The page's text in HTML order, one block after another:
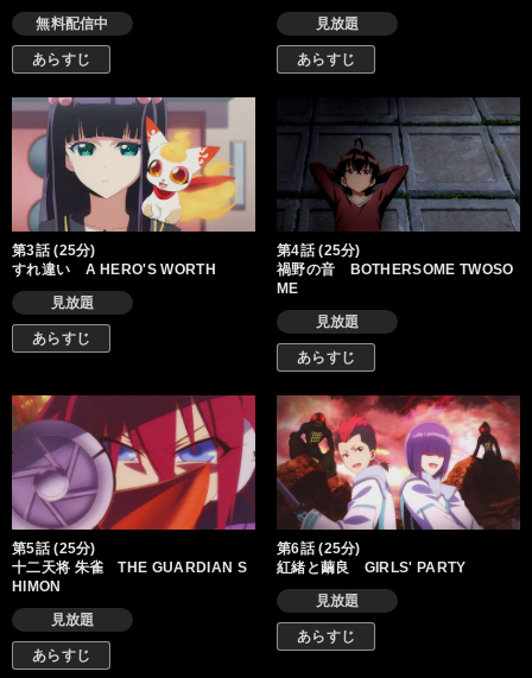
無料配信中
あらすじ
見放題
あらすじ
第3話 (25分)
すれ違い A HERO'S WORTH
見放題
あらすじ
第4話 (25分)
禍野の音 BOTHERSOME TWOSO
ME
見放題
あらすじ
第5話 (25分)
十二天将 朱雀 THE GUARDIAN S
HIMON
見放題
あらすじ
第6話 (25分)
紅緒と繭良 GIRLS' PARTY
見放題
あらすじ